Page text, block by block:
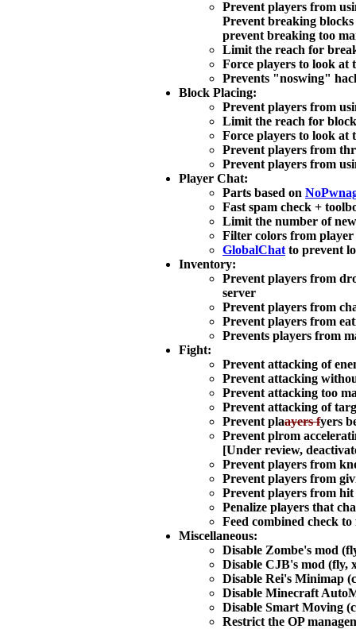
Prevent players from
Prevent breaking
prevent breaking too
Limit the reach for
Force players to look at
Prevents "noswing"
Block Placing:
Prevent players from
Limit the reach for
Force players to look at
Prevent players from
Prevent players from
Player Chat:
Parts based on
Fast spam check +
Limit the number of
Filter colors from player
GlobalChat to prevent
Inventory:
Prevent players from
server
Prevent players from
Prevent players from
Prevents players from
Fight:
Prevent attacking of
Prevent attacking
Prevent attacking too
Prevent attacking of
Prevent plaayers fyers
Prevent plrom
[Under review,
Prevent players from
Prevent players from
Prevent players from
Penalize players that
Feed combined check
Miscellaneous:
Disable Zombe's mod
Disable CJB's mod (fly,
Disable Rei's Minimap
Disable Minecraft
Disable Smart Moving
Restrict the OP